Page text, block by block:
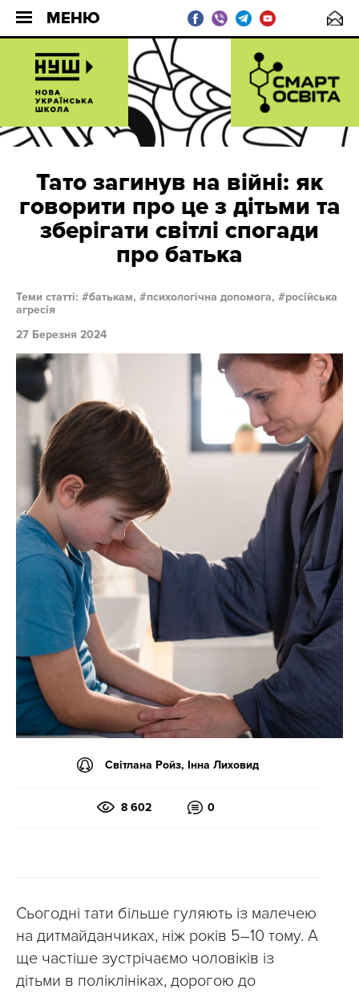
МЕНЮ
Тато загинув на війні: як
говорити про це з дітьми та
зберігати світлі спогади
про батька
Теми статті: батькам, психологічна допомога,
російська
агресія
27 Березня 2024
Світлана Ройз, Інна Лиховид
8 602 0
Сьогодні тати більше гуляють із малечею
на дитмайданчиках, ніж років 5–10 тому. А
ще частіше зустрічаємо чоловіків із
дітьми в поліклініках, дорогою до